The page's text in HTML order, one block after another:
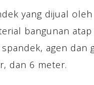
yang dijual
bangunan
agen dan
dan 6 meter.